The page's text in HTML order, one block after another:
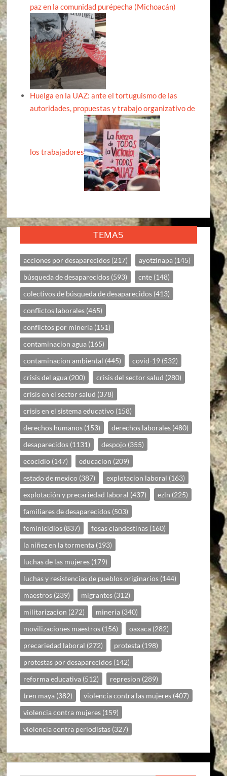
paz en la comunidad purépecha (Michoacán)
Huelga en la UAZ: ante el tortuguismo de las
autoridades, propuestas y trabajo organizativo de
los trabajadores
TEMAS
acciones por desaparecidos (217) ayotzinapa (145)
búsqueda de desaparecidos (593) cnte (148)
colectivos de búsqueda de desaparecidos (413)
conflictos laborales (465)
conflictos por mineria (151)
contaminacion agua (165)
contaminacion ambiental (445) covid-19 (532)
crisis del agua (200) crisis del sector salud (280)
crisis en el sector salud (378)
crisis en el sistema educativo (158)
derechos humanos (153) derechos laborales (480)
desaparecidos (1131) despojo (355)
ecocidio (147) educacion (209)
estado de mexico (387) explotacion laboral (163)
explotación y precariedad laboral (437) ezln (225)
familiares de desaparecidos (503)
feminicidios (837) fosas clandestinas (160)
la niñez en la tormenta (193)
luchas de las mujeres (179)
luchas y resistencias de pueblos originarios (144)
maestros (239) migrantes (312)
militarizacion (272) mineria (340)
movilizaciones maestros (156) oaxaca (282)
precariedad laboral (272) protesta (198)
protestas por desaparecidos (142)
reforma educativa (512) represion (289)
tren maya (382) violencia contra las mujeres (407)
violencia contra mujeres (159)
violencia contra periodistas (327)